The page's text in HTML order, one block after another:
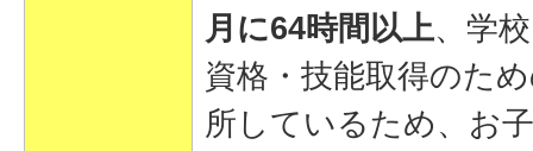
月に64時間以上、学
資格・技能取得のた
所しているため、お